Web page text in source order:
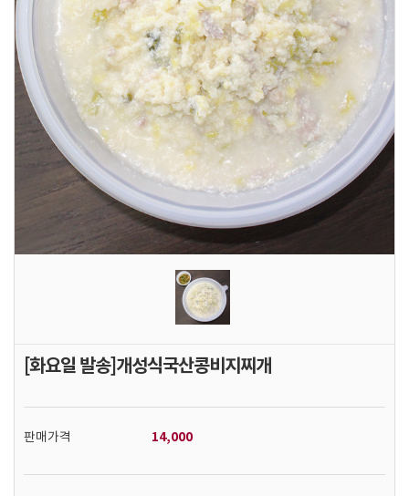
[화요일 발송]개성식국산콩비지찌개
판매가격 14,000